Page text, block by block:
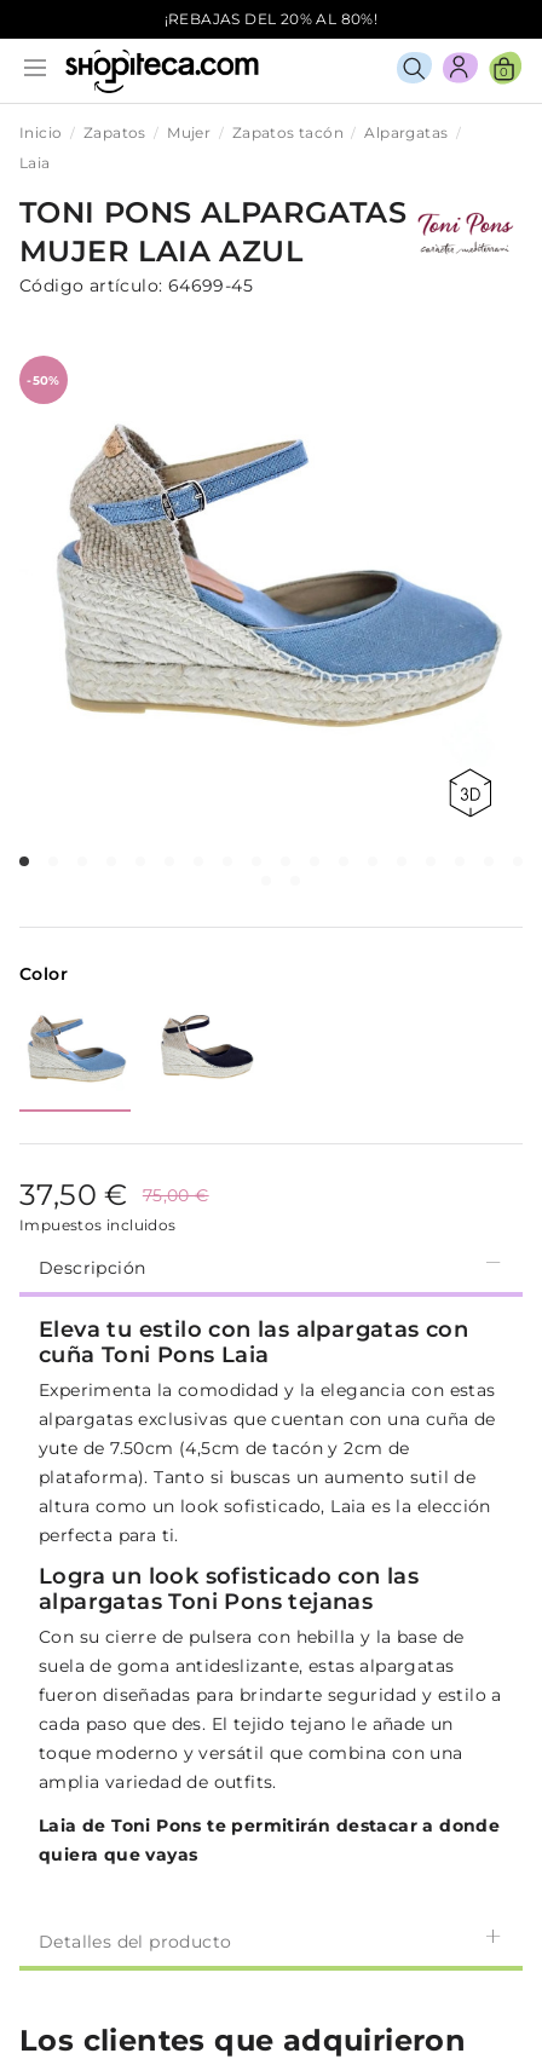
¡REBAJAS DEL 20% AL 80%!
0
Inicio Zapatos Mujer Zapatos tacón
Alpargatas
Laia
TONI PONS ALPARGATAS
MUJER LAIAAZUL
Código artículo: 64699-45
-50%
Color
37,50 € 75,00 €
Impuestos incluidos
Descripción
Eleva tu estilo con las alpargatas con
cuña Toni Pons Laia
Experimenta la comodidad y la elegancia con estas
alpargatas exclusivas que cuentan con una cuña de
yute de 7.50cm (4,5cm de tacón y 2cm de
plataforma). Tanto si buscas un aumento sutil de
altura como un look sofisticado, Laia es la elección
perfecta para ti.
Logra un look sofisticado con las
alpargatas Toni Pons tejanas
Con su cierre de pulsera con hebilla y la base de
suela de goma antideslizante, estas alpargatas
fueron diseñadas para brindarte seguridad y estilo a
cada paso que des. El tejido tejano le añade un
toque moderno y versátil que combina con una
amplia variedad de outfits.
Laia de Toni Pons te permitirán destacar a donde
quiera que vayas
Detalles del producto
Los clientes que adquirieron